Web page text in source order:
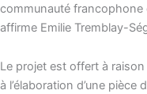
communauté francophone
affirme Emilie Tremblay-
Le projet est offert à
à l’élaboration d’une